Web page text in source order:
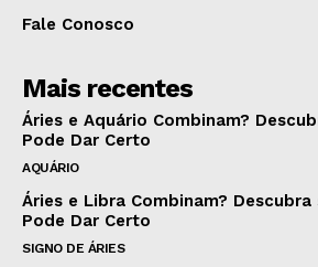
Fale Conosco
Mais recentes
Áries e Aquário Combinam?
Pode Dar Certo
AQUÁRIO
Áries e Libra Combinam? Descubra
Pode Dar Certo
SIGNO DE ÁRIES